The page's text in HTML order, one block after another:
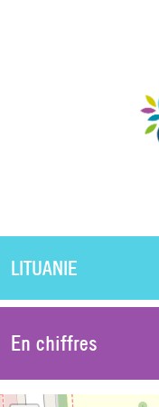
LITUANIE
En chiffres